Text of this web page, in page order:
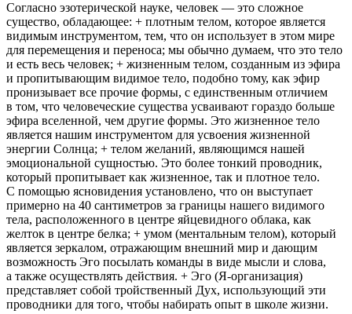
Согласно эзотерической науке, человек — это сложное
существо, обладающее: + плотным телом, которое является
видимым инструментом, тем, что он использует в этом мире
для перемещения и переноса; мы обычно думаем, что это тело
и есть весь человек; + жизненным телом, созданным из эфира
и пропитывающим видимое тело, подобно тому, как эфир
пронизывает все прочие формы, с единственным отличием
в том, что человеческие существа усваивают гораздо больше
эфира вселенной, чем другие формы. Это жизненное тело
является нашим инструментом для усвоения жизненной
энергии Солнца; + телом желаний, являющимся нашей
эмоциональной сущностью. Это более тонкий проводник,
который пропитывает как жизненное, так и плотное тело.
С помощью ясновидения установлено, что он выступает
примерно на 40 сантиметров за границы нашего видимого
тела, расположенного в центре яйцевидного облака, как
желток в центре белка; + умом (ментальным телом), который
является зеркалом, отражающим внешний мир и дающим
возможность Эго посылать команды в виде мысли и слова,
а также осуществлять действия. + Эго (Я-организация)
представляет собой тройственный Дух, использующий эти
проводники для того, чтобы набирать опыт в школе жизни.